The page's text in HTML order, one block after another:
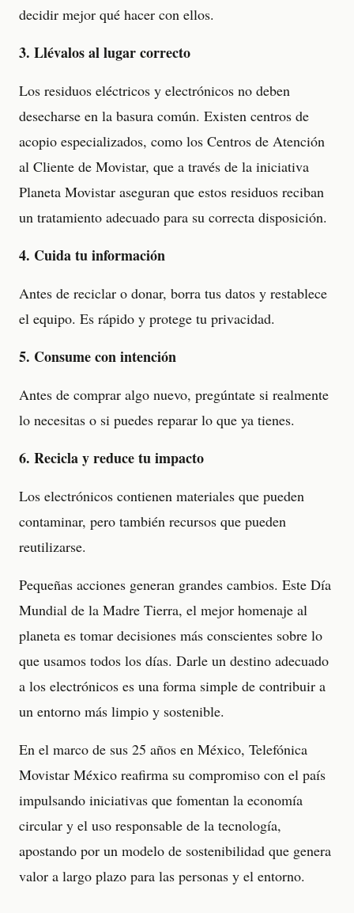
decidir mejor qué hacer con ellos.
3. Llévalos al lugar correcto
Los residuos eléctricos y electrónicos no deben
desecharse en la basura común. Existen centros de
acopio especializados, como los Centros de Atención
al Cliente de Movistar, que a través de la iniciativa
Planeta Movistar aseguran que estos residuos reciban
un tratamiento adecuado para su correcta disposición.
4. Cuida tu información
Antes de reciclar o donar, borra tus datos y restablece
el equipo. Es rápido y protege tu privacidad.
5. Consume con intención
Antes de comprar algo nuevo, pregúntate si realmente
lo necesitas o si puedes reparar lo que ya tienes.
6. Recicla y reduce tu impacto
Los electrónicos contienen materiales que pueden
contaminar, pero también recursos que pueden
reutilizarse.
Pequeñas acciones generan grandes cambios. Este Día
Mundial de la Madre Tierra, el mejor homenaje al
planeta es tomar decisiones más conscientes sobre lo
que usamos todos los días. Darle un destino adecuado
a los electrónicos es una forma simple de contribuir a
un entorno más limpio y sostenible.
En el marco de sus 25 años en México, Telefónica
Movistar México reafirma su compromiso con el país
impulsando iniciativas que fomentan la economía
circular y el uso responsable de la tecnología,
apostando por un modelo de sostenibilidad que genera
valor a largo plazo para las personas y el entorno.